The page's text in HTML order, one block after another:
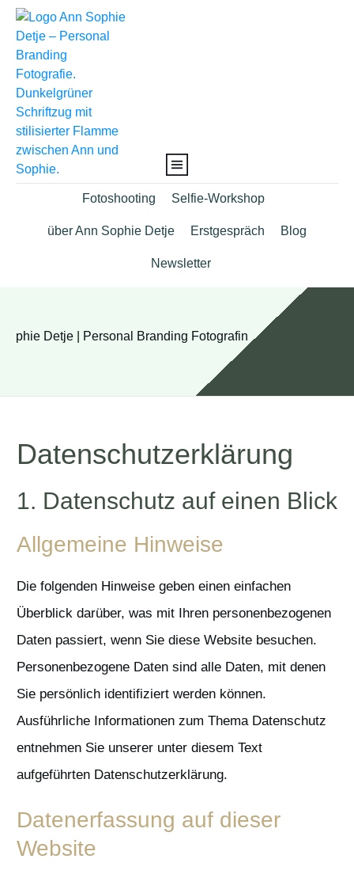
Fotoshooting Selfie-Workshop
über Ann Sophie Detje Erstgespräch Blog
Newsletter
Datenschutz­erklärung
1. Datenschutz auf einen Blick
Allgemeine Hinweise
Die folgenden Hinweise geben einen einfachen
Überblick darüber, was mit Ihren personenbezogenen
Daten passiert, wenn Sie diese Website besuchen.
Personenbezogene Daten sind alle Daten, mit denen
Sie persönlich identifiziert werden können.
Ausführliche Informationen zum Thema Datenschutz
entnehmen Sie unserer unter diesem Text
aufgeführten Datenschutzerklärung.
Datenerfassung auf dieser
Website